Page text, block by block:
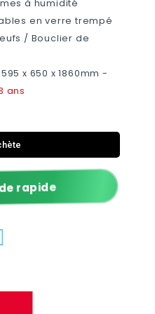
à humidité
en verre trempé
/ Bouclier de
595 x 650 x 1860mm -
ans
rapide